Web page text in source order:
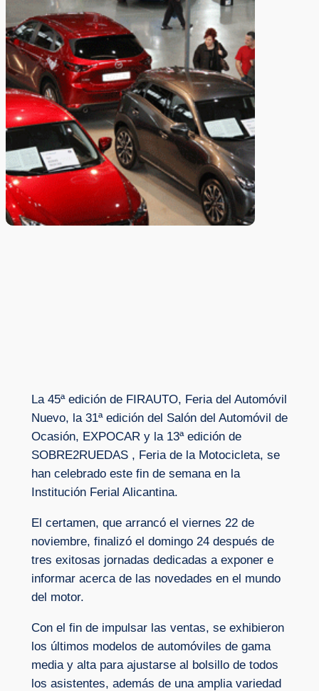
La 45ª edición de FIRAUTO, Feria del Automóvil
Nuevo, la 31ª edición del Salón del Automóvil de
Ocasión, EXPOCAR y la 13ª edición de
SOBRE2RUEDAS , Feria de la Motocicleta, se
han celebrado este fin de semana en la
Institución Ferial Alicantina.
El certamen, que arrancó el viernes 22 de
noviembre, finalizó el domingo 24 después de
tres exitosas jornadas dedicadas a exponer e
informar acerca de las novedades en el mundo
del motor.
Con el fin de impulsar las ventas, se exhibieron
los últimos modelos de automóviles de gama
media y alta para ajustarse al bolsillo de todos
los asistentes, además de una amplia variedad